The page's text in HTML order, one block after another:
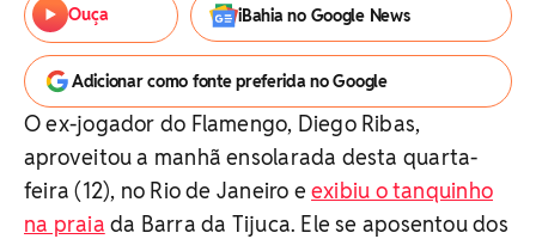
Ouça iBahia no Google News
Adicionar como fonte preferida no Google
O ex-jogador do Flamengo, Diego Ribas,
aproveitou a manhã ensolarada desta quarta-
feira (12), no Rio de Janeiro eexibiu o tanquinho
na praia da Barra da Tijuca. Ele se aposentou dos